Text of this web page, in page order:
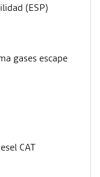
(ESP)
gases escape
CAT